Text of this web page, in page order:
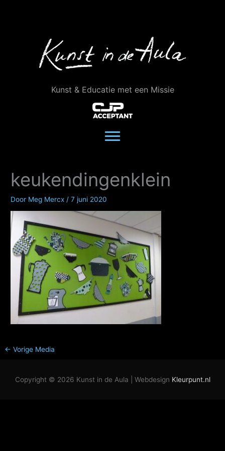
Kunst & Educatie met een Missie
keukendingenklein
Door Meg Mercx /7 juni 2020
← Vorige Media
Copyright © 2026 Kunst in de Aula | Webdesign Kleurpunt.nl